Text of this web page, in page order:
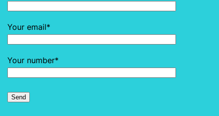
Your email*
Your number*